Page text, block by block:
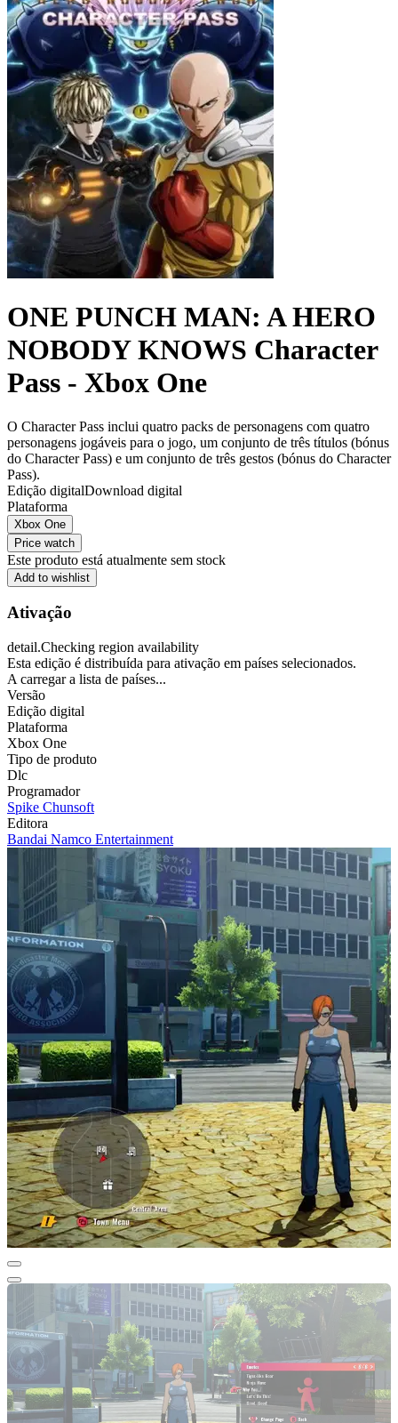
ONE PUNCH MAN: A HERO
NOBODY KNOWS Character
Pass - Xbox One
O Character Pass inclui quatro packs de personagens com quatro
personagens jogáveis para o jogo, um conjunto de três títulos (bónus
do Character Pass) e um conjunto de três gestos (bónus do Character
Pass).
Edição digitalDownload digital
Plataforma
Xbox One
Price watch
Este produto está atualmente sem stock
Add to wishlist
Ativação
detail.Checking region availability
Esta edição é distribuída para ativação em países selecionados.
A carregar a lista de países...
Versão
Edição digital
Plataforma
Xbox One
Tipo de produto
Dlc
Programador
Spike Chunsoft
Editora
Bandai Namco Entertainment